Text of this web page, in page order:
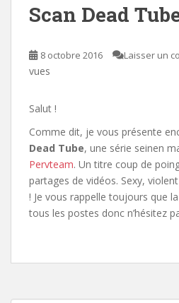
Scan Dead
8 octobre 2016 Laisser un
vues
Salut !
Comme dit, je vous présente
Dead Tube, une série seinen
Pervteam. Un titre coup de
partages de vidéos. Sexy,
! Je vous rappelle toujours que
tous les postes donc n’hésitez